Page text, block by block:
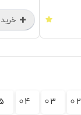
2
3
4